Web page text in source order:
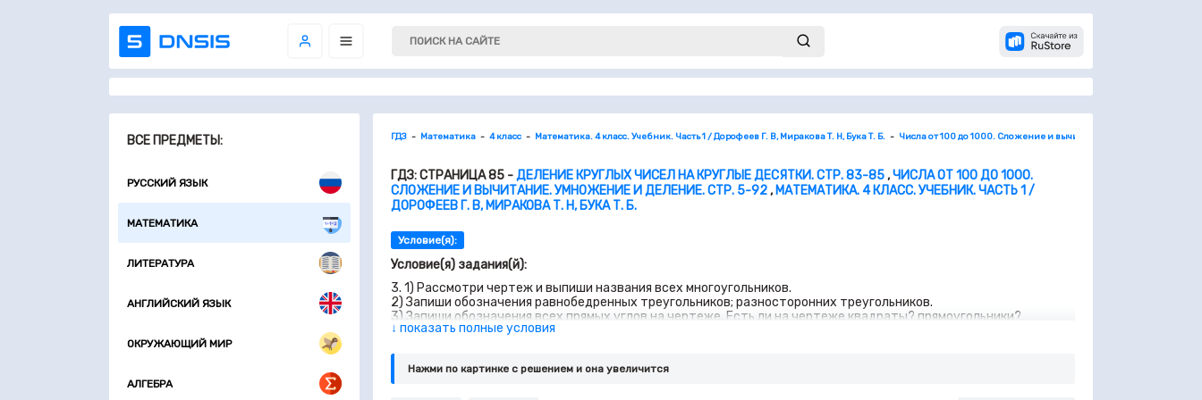
ВСЕ ПРЕДМЕТЫ:
РУССКИЙ ЯЗЫК
МАТЕМАТИКА
ЛИТЕРАТУРА
АНГЛИЙСКИЙ ЯЗЫК
ОКРУЖАЮЩИЙ МИР
АЛГЕБРА
ГДЗ Математика 4 класс Математика. 4 класс. Учебник. Часть 1 / Дорофеев Г. В, Миракова Т. Н, Бука Т. Б. Числа от 100 до 1000. Сложение и вычитание. Умножение и
ГДЗ: СТРАНИЦА 85 -ДЕЛЕНИЕ КРУГЛЫХ ЧИСЕЛ НА КРУГЛЫЕ ДЕСЯТКИ. СТР. 83-85,ЧИСЛА ОТ 100 ДО 1000.
СЛОЖЕНИЕ И ВЫЧИТАНИЕ. УМНОЖЕНИЕ И ДЕЛЕНИЕ. СТР. 5-92, МАТЕМАТИКА. 4 КЛАСС. УЧЕБНИК. ЧАСТЬ 1 /
ДОРОФЕЕВ Г. В, МИРАКОВА Т. Н, БУКА Т. Б.
Условие(я):
Условие(я) задания(й):
3. 1) Рассмотри чертеж и выпиши названия всех многоугольников.
2) Запиши обозначения равнобедренных треугольников; разносторонних треугольников.
3) Запиши обозначения всех прямых углов на чертеже. Есть ли на чертеже квадраты? прямоугольники?
4) Найди периметр и площадь квадрата ABCD и прямоугольника ABKM.
4. В саду собрали 160 кг груш, слив на 80 кг больше, чем груш, а яблок в 3 раза больше, чем слив. Сколько
килограммов яблок собрали в этом саду?
↓ показать полные условия
Нажми по картинке c решением и она увеличится